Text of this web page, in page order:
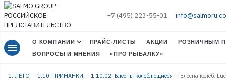
+7 (495) 223-55-01
menu О КОМПАНИИ ПРАЙС-ЛИСТЫ АКЦИИ
РОЗНИЧНЫМ
ВОПРОСЫ И МНЕНИЯ
«ПРО РЫБАЛКУ»
1. ЛЕТО 1.10. ПРИМАНКИ 1.10.02. Блесны колеблющиеся Блесна колеб.